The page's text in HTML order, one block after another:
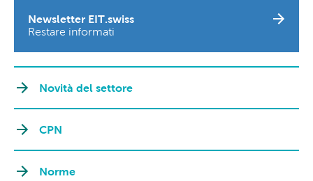
Newsletter EIT.swiss
Restare informati
Novità del settore
CPN
Norme